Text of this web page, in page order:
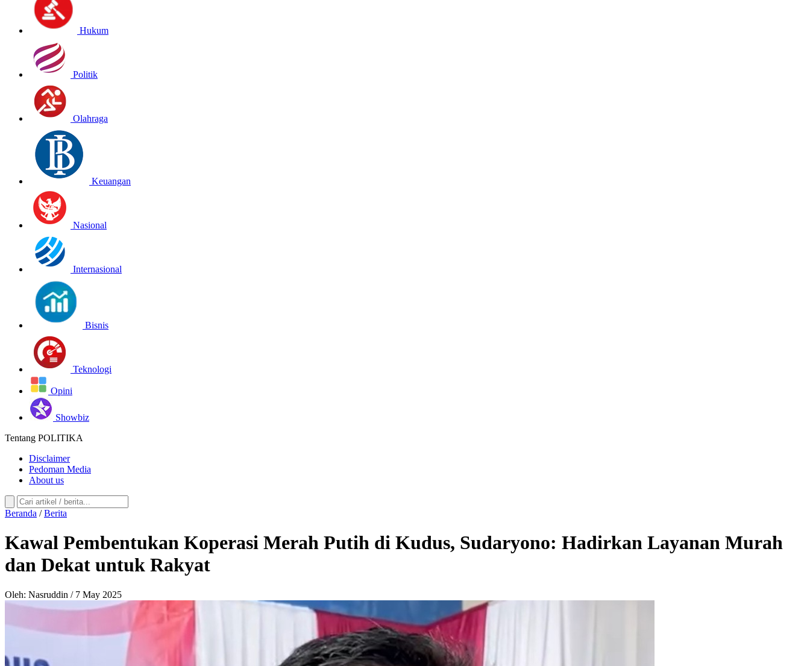
Hukum
Politik
Olahraga
Keuangan
Nasional
Internasional
Bisnis
Teknologi
Opini
Showbiz
Tentang POLITIKA
Disclaimer
Pedoman Media
About us
Beranda / Berita
Kawal Pembentukan Koperasi Merah Putih di Kudus, Sudaryono: Hadirkan Layanan Murah
dan Dekat untuk Rakyat
Oleh: Nasruddin / 7 May 2025